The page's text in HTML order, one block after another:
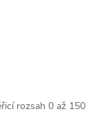
rozsah 0 až 150